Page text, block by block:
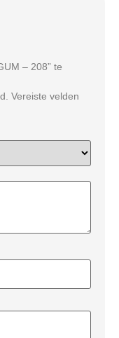
– 208” te
Vereiste velden